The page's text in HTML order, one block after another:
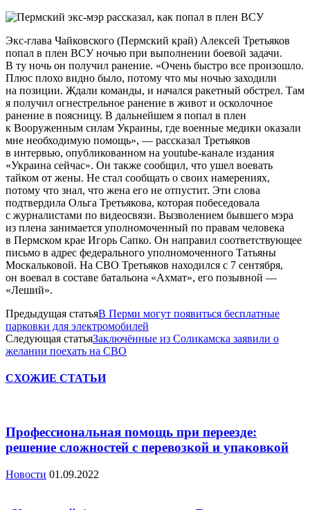
Экс-глава Чайковского (Пермский край) Алексей Третьяков
попал в плен ВСУ ночью при выполнении боевой задачи.
В ту ночь он получил ранение. «Очень быстро все произошло.
Плюс плохо видно было, потому что мы ночью заходили
на позиции. Ждали команды, и начался ракетный обстрел. Там
я получил огнестрельное ранение в живот и осколочное
ранение в поясницу. В дальнейшем я попал в плен
к Вооруженным силам Украины, где военные медики оказали
мне необходимую помощь», — рассказал Третьяков
в интервью, опубликованном на youtube-канале издания
«Украина сейчас». Он также сообщил, что ушел воевать
тайком от жены. Не стал сообщать о своих намерениях,
потому что знал, что жена его не отпустит. Эти слова
подтвердила Ольга Третьякова, которая побеседовала
с журналистами по видеосвязи. Вызволением бывшего мэра
из плена занимается уполномоченный по правам человека
в Пермском крае Игорь Сапко. Он направил соответствующее
письмо в адрес федерального уполномоченного Татьяны
Москальковой. На СВО Третьяков находился с 7 сентября,
он воевал в составе батальона «Ахмат», его позывной —
«Леший».
Предыдущая статьяВ Перми могут появиться бесплатные
парковки для электромобилей
Следующая статьяЗаключённые из Соликамска заявили о
желании поехать на СВО
СХОЖИЕ СТАТЬИ
Профессиональная помощь при переезде:
решение сложностей с перевозкой и упаковкой
Новости 01.09.2022